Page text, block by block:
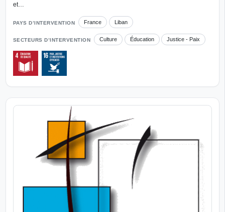
et…
PAYS D’INTERVENTION France Liban
SECTEURS D’INTERVENTION Culture Éducation Justice - Paix